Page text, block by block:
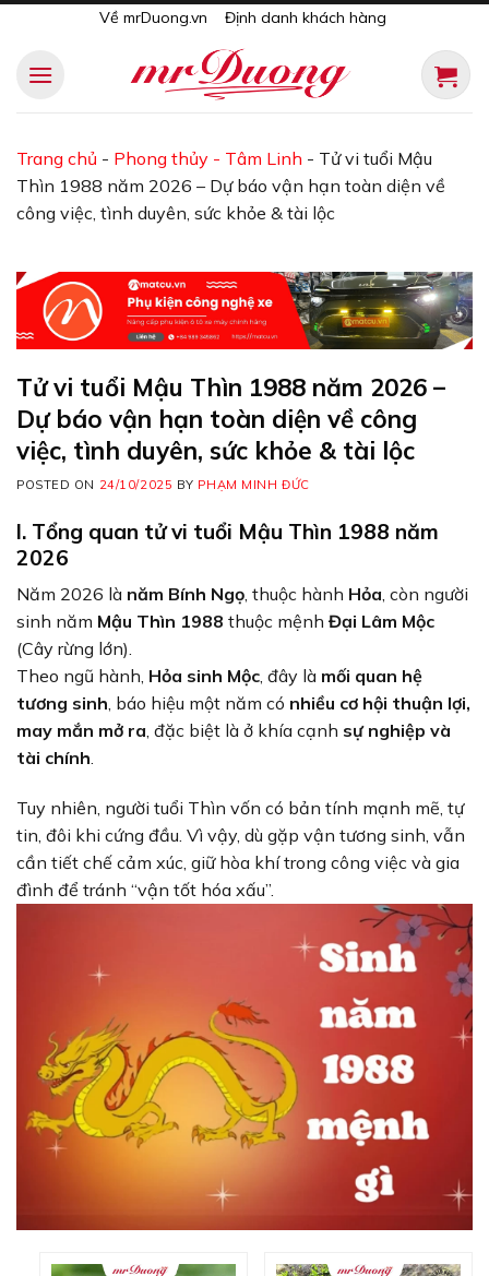
content
Về mrDuong.vn Định danh khách hàng
Trang chủ - Phong thủy - Tâm Linh - Tử vi tuổi Mậu
Thìn 1988 năm 2026 – Dự báo vận hạn toàn diện về
công việc, tình duyên, sức khỏe & tài lộc
Tử vi tuổi Mậu Thìn 1988 năm 2026 –
Dự báo vận hạn toàn diện về công
việc, tình duyên, sức khỏe & tài lộc
POSTED ON 24/10/2025 BY PHẠM MINH ĐỨC
I. Tổng quan tử vi tuổi Mậu Thìn 1988 năm
2026
Năm 2026 là năm Bính Ngọ, thuộc hành Hỏa, còn người
sinh năm Mậu Thìn 1988 thuộc mệnh Đại Lâm Mộc
(Cây rừng lớn).
Theo ngũ hành, Hỏa sinh Mộc, đây là mối quan hệ
tương sinh, báo hiệu một năm có nhiều cơ hội thuận lợi,
may mắn mở ra, đặc biệt là ở khía cạnh sự nghiệp và
tài chính.
Tuy nhiên, người tuổi Thìn vốn có bản tính mạnh mẽ, tự
tin, đôi khi cứng đầu. Vì vậy, dù gặp vận tương sinh, vẫn
cần tiết chế cảm xúc, giữ hòa khí trong công việc và gia
đình để tránh “vận tốt hóa xấu”.